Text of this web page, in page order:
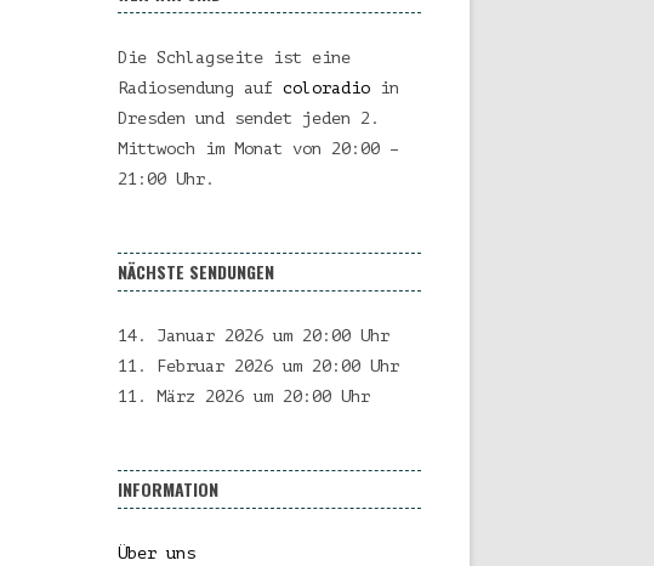
Die Schlagseite ist eine
Radiosendung auf coloradio in
Dresden und sendet jeden 2.
Mittwoch im Monat von 20:00 –
21:00 Uhr.
NÄCHSTE SENDUNGEN
14. Januar 2026 um 20:00 Uhr
11. Februar 2026 um 20:00 Uhr
11. März 2026 um 20:00 Uhr
INFORMATION
Über uns